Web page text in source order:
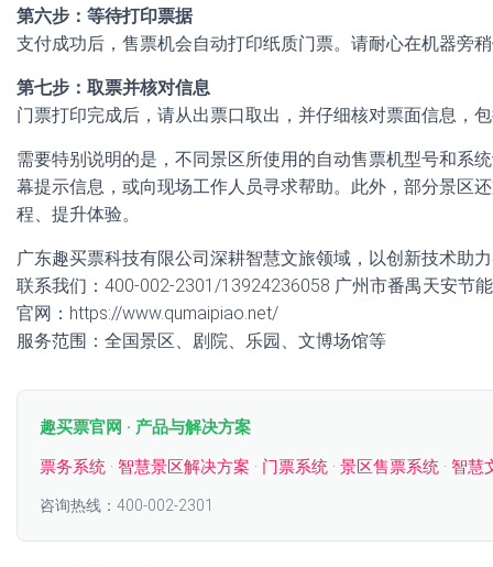
第六步：等待打印票据
支付成功后，售票机会自动打印纸质门票。请耐心在机器旁
第七步：取票并核对信息
门票打印完成后，请从出票口取出，并仔细核对票面信息，
需要特别说明的是，不同景区所使用的自动售票机型号和系
幕提示信息，或向现场工作人员寻求帮助。此外，部分景区
程、提升体验。
广东趣买票科技有限公司深耕智慧文旅领域，以创新技术助
联系我们：400-002-2301/13924236058 广州市番禺天安节
官网：https://www.qumaipiao.net/
服务范围：全国景区、剧院、乐园、文博场馆等
趣买票官网 · 产品与解决方案
票务系统 · 智慧景区解决方案 · 门票系统 · 景区售票系统 · 智慧
咨询热线：400-002-2301